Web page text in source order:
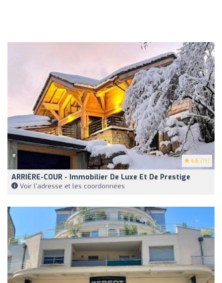
4.6 (19)
ARRIÈRE-COUR - Immobilier De Luxe Et De Prestige
Voir l'adresse et les coordonnées